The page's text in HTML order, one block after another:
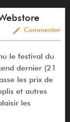
Commenter
le festival du
dernier (21
les prix de
et autres
les